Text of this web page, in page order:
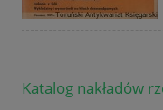
Katalog nakładów